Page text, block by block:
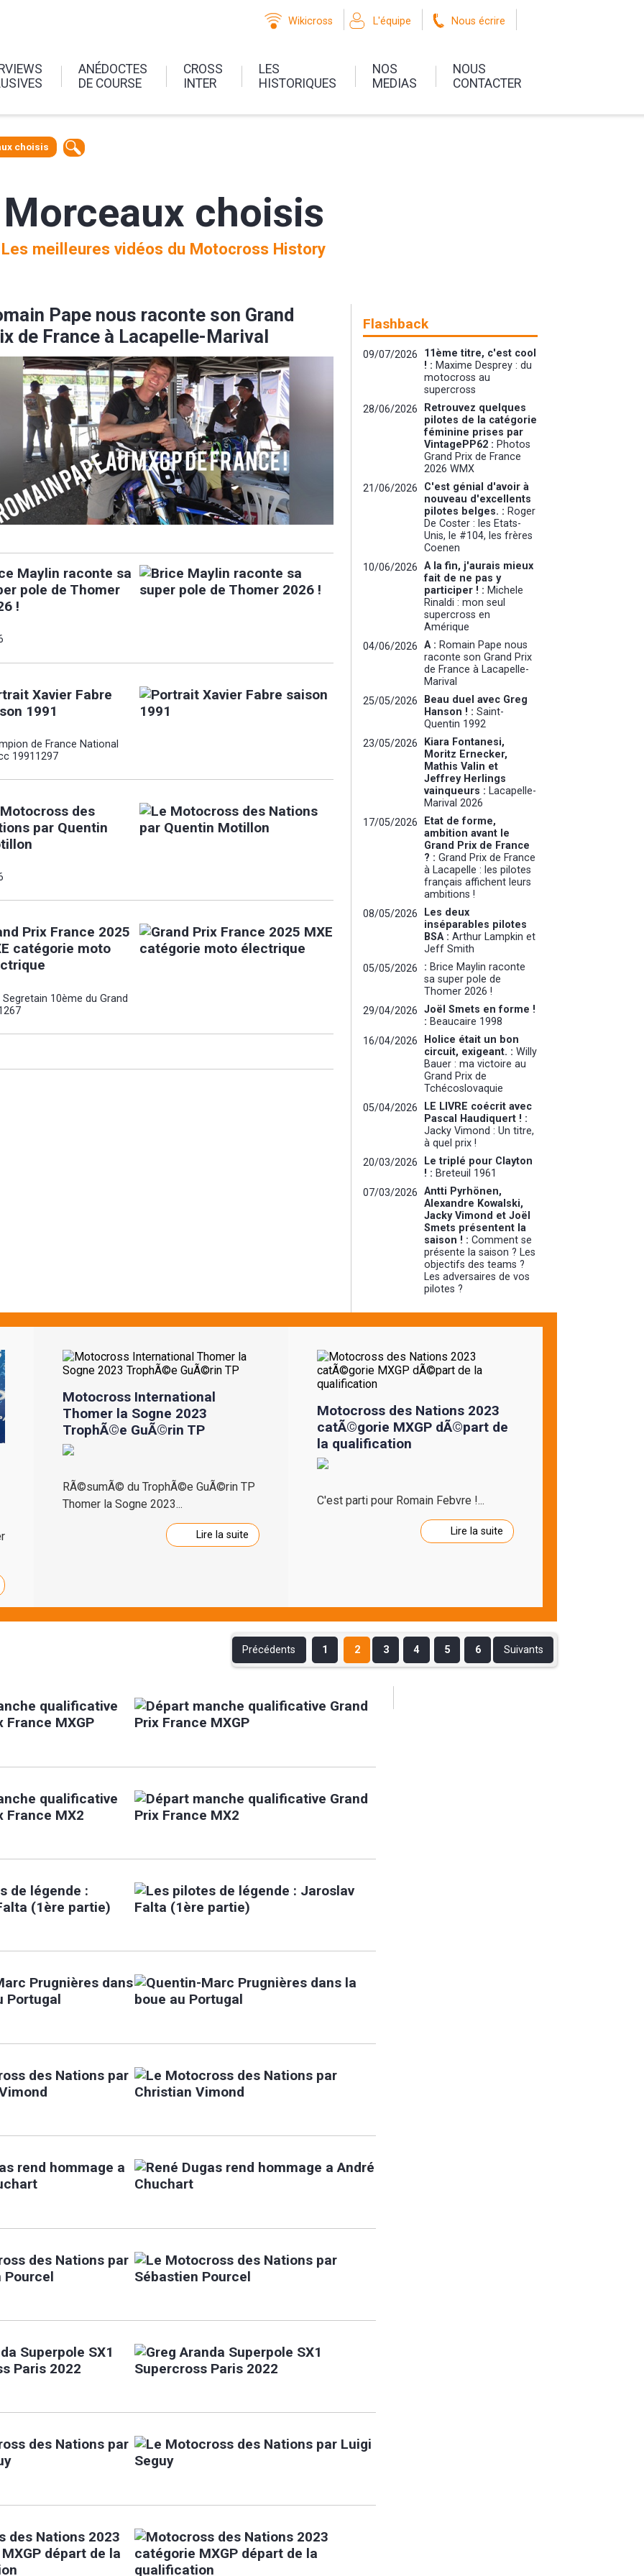
Wikicross L'équipe Nous écrire
ANÉDOCTES
DE COURSE
CROSS
INTER
LES
HISTORIQUES
NOS
MEDIAS
NOUS
CONTACTER
choisis
Morceaux choisis
Les meilleures vidéos du Motocross History
Pape nous raconte son Grand
de France à Lacapelle-Marival
Maylin raconte sa
pole de Thomer
!
Xavier Fabre
1991
de France National
19911297
des
par Quentin
Prix France 2025
catégorie moto
Segretain 10ème du Grand
Flashback
09/07/2026
11ème titre, c'est cool
! : Maxime Desprey : du
motocross au
supercross
28/06/2026
Retrouvez quelques
pilotes de la catégorie
féminine prises par
VintagePP62 : Photos
Grand Prix de France
2026 WMX
21/06/2026
C'est génial d'avoir à
nouveau d'excellents
pilotes belges. : Roger
De Coster : les Etats-
Unis, le #104, les frères
Coenen
10/06/2026
A la fin, j'aurais mieux
fait de ne pas y
participer ! : Michele
Rinaldi : mon seul
supercross en
Amérique
04/06/2026
A : Romain Pape nous
raconte son Grand Prix
de France à Lacapelle-
Marival
25/05/2026
Beau duel avec Greg
Hanson ! :Saint-
Quentin 1992
23/05/2026
Kiara Fontanesi,
Moritz Ernecker,
Mathis Valin et
Jeffrey Herlings
vainqueurs : Lacapelle-
Marival 2026
17/05/2026
Etat de forme,
ambition avant le
Grand Prix de France
? :Grand Prix de France
à Lacapelle : les pilotes
français affichent leurs
ambitions !
08/05/2026
Les deux
inséparables pilotes
BSA :Arthur Lampkin et
Jeff Smith
05/05/2026
: Brice Maylin raconte
sa super pole de
Thomer 2026 !
29/04/2026
Joël Smets en forme !
: Beaucaire 1998
16/04/2026
Holice était un bon
circuit, exigeant. :Willy
Bauer : ma victoire au
Grand Prix de
Tchécoslovaquie
05/04/2026
LE LIVRE coécrit avec
Pascal Haudiquert ! :
Jacky Vimond : Un titre,
à quel prix !
20/03/2026
Le triplé pour Clayton
! : Breteuil 1961
07/03/2026
Antti Pyrhönen,
Alexandre Kowalski,
Jacky Vimond et Joël
Smets présentent la
saison ! :Comment se
présente la saison ? Les
objectifs des teams ?
Les adversaires de vos
pilotes ?
Motocross International
Thomer la Sogne 2023
TrophÃ©e GuÃ©rin TP
RÃ©sumÃ© du TrophÃ©e GuÃ©rin TP
Thomer la Sogne 2023...
Lire la suite
Motocross des Nations 2023
catÃ©gorie MXGP dÃ©part de
la qualification
C'est parti pour Romain Febvre !...
Lire la suite
Précédents 1 2 3 4 5 6 Suivants
qualificative
France MXGP
qualificative
France MX2
de légende :
(1ère partie)
Prugnières dans
Portugal
des Nations par
rend hommage a
des Nations par
Pourcel
Superpole SX1
Paris 2022
des Nations par
des Nations 2023
départ de la